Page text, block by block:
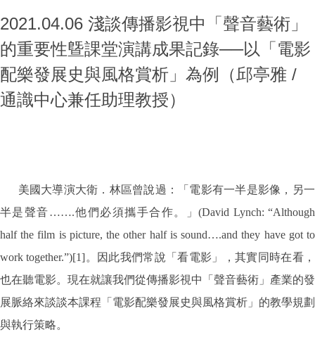
2021.04.06 淺談傳播影視中「聲音藝術」
的重要性曁課堂演講成果記錄──以「電影
配樂發展史與風格賞析」為例（邱亭雅 /
通識中心兼任助理教授）
美國大導演大衛．林區曾說過：「電影有一半是影像，另一
半是聲音…….他們必須攜手合作。」(David Lynch: “Although
half the film is picture, the other half is sound….and they have got to
work together.”)[1]。因此我們常說「看電影」，其實同時在看，
也在聽電影。現在就讓我們從傳播影視中「聲音藝術」產業的發
展脈絡來談談本課程「電影配樂發展史與風格賞析」的教學規劃
與執行策略。